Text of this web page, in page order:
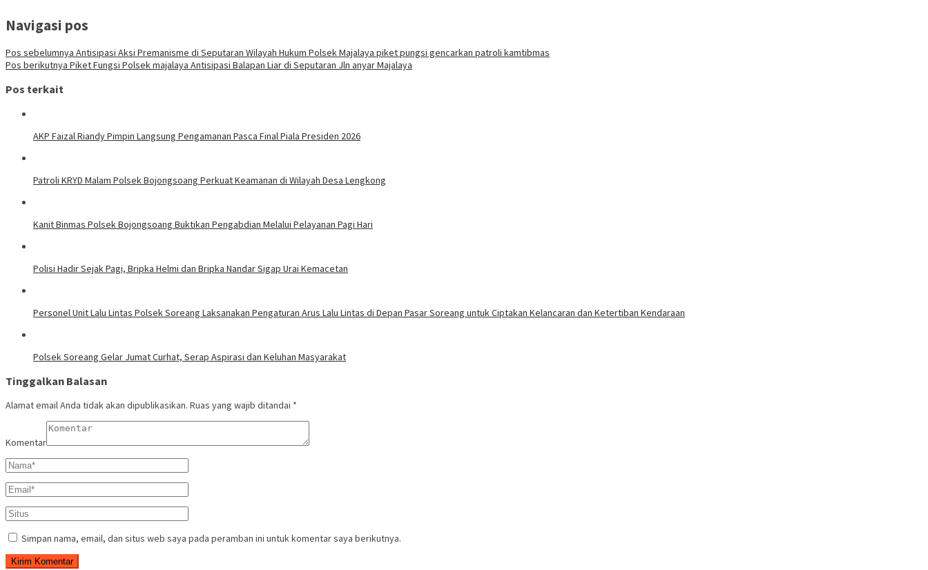
Navigasi pos
Pos sebelumnya Antisipasi Aksi Premanisme di Seputaran Wilayah Hukum Polsek Majalaya piket pungsi gencarkan patroli kamtibmas
Pos berikutnya Piket Fungsi Polsek majalaya Antisipasi Balapan Liar di Seputaran Jln anyar Majalaya
Pos terkait
AKP Faizal Riandy Pimpin Langsung Pengamanan Pasca Final Piala Presiden 2026
Patroli KRYD Malam Polsek Bojongsoang Perkuat Keamanan di Wilayah Desa Lengkong
Kanit Binmas Polsek Bojongsoang Buktikan Pengabdian Melalui Pelayanan Pagi Hari
Polisi Hadir Sejak Pagi, Bripka Helmi dan Bripka Nandar Sigap Urai Kemacetan
Personel Unit Lalu Lintas Polsek Soreang Laksanakan Pengaturan Arus Lalu Lintas di Depan Pasar Soreang untuk Ciptakan Kelancaran dan Ketertiban Kendaraan
Polsek Soreang Gelar Jumat Curhat, Serap Aspirasi dan Keluhan Masyarakat
Tinggalkan Balasan
Alamat email Anda tidak akan dipublikasikan. Ruas yang wajib ditandai *
Komentar
Simpan nama, email, dan situs web saya pada peramban ini untuk komentar saya berikutnya.